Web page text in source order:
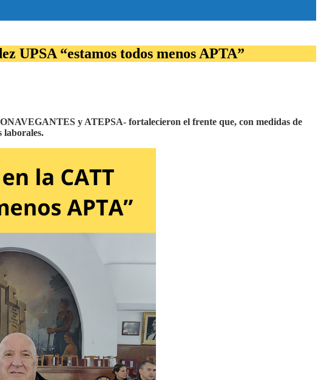
UPSA “estamos todos menos APTA”
y ATEPSA- fortalecieron el frente que, con medidas de
laborales.